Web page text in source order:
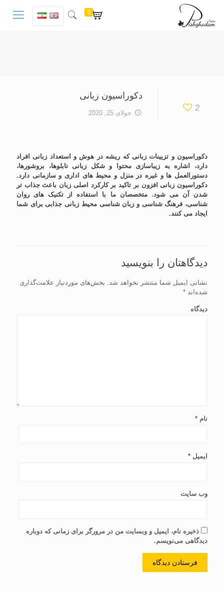
0
2
دکوراسیون زبانی
جولای 25, 2020
دکوراسیون و تزیینات زبانی که ریشه در هوش و استعداد زبانی افراد
دارد، اشاره به زیباسازی محتوا و شکل زبانی تابلوها، بروشورها،
دستورالعمل ها و غیره در منزل و محیط های اداری و سازمانی دارد.
دکوراسیون زبانی افزون بر تاکید بر کارکرد اصلی زبان باعث جذاب تر
شدن آن می شود. متخصصان ما با استفاده از تکنیک های روان
شناسی، فرهنگ شناسی و زبان شناسی محیط زبانی جذابی برای شما
ایجاد می کنند.
دیدگاهتان را بنویسید
نشانی ایمیل شما منتشر نخواهد شد. بخش‌های موردنیاز علامت‌گذاری
شده‌اند *
دیدگاه
نام *
ایمیل *
وب‌ سایت
ذخیره نام، ایمیل و وبسایت من در مرورگر برای زمانی که دوباره
دیدگاهی می‌نویسم.